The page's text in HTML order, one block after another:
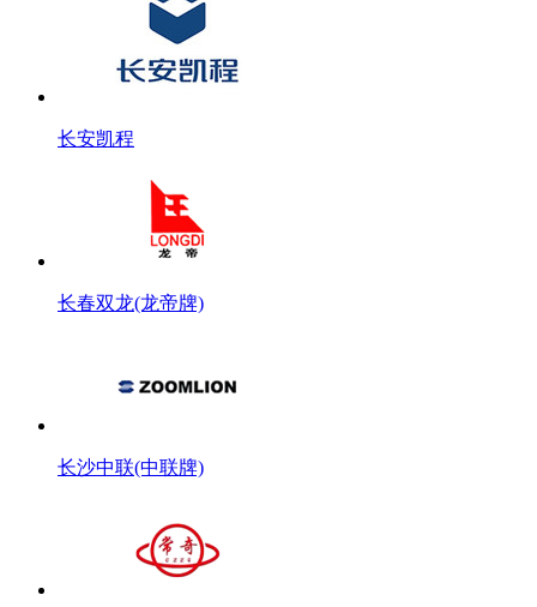
长安凯程
长春双龙(龙帝牌)
长沙中联(中联牌)